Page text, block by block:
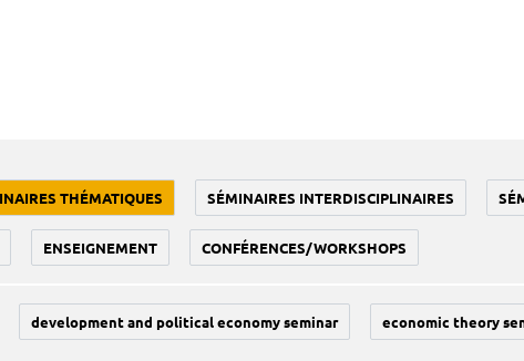
THÉMATIQUES SÉMINAIRES INTERDISCIPLINAIRES
ENSEIGNEMENT CONFÉRENCES/WORKSHOPS
development and political economy seminar economic theory